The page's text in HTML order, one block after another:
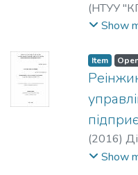
(НТУУ
Петрівна
України
Show
Item
(2016)
Show